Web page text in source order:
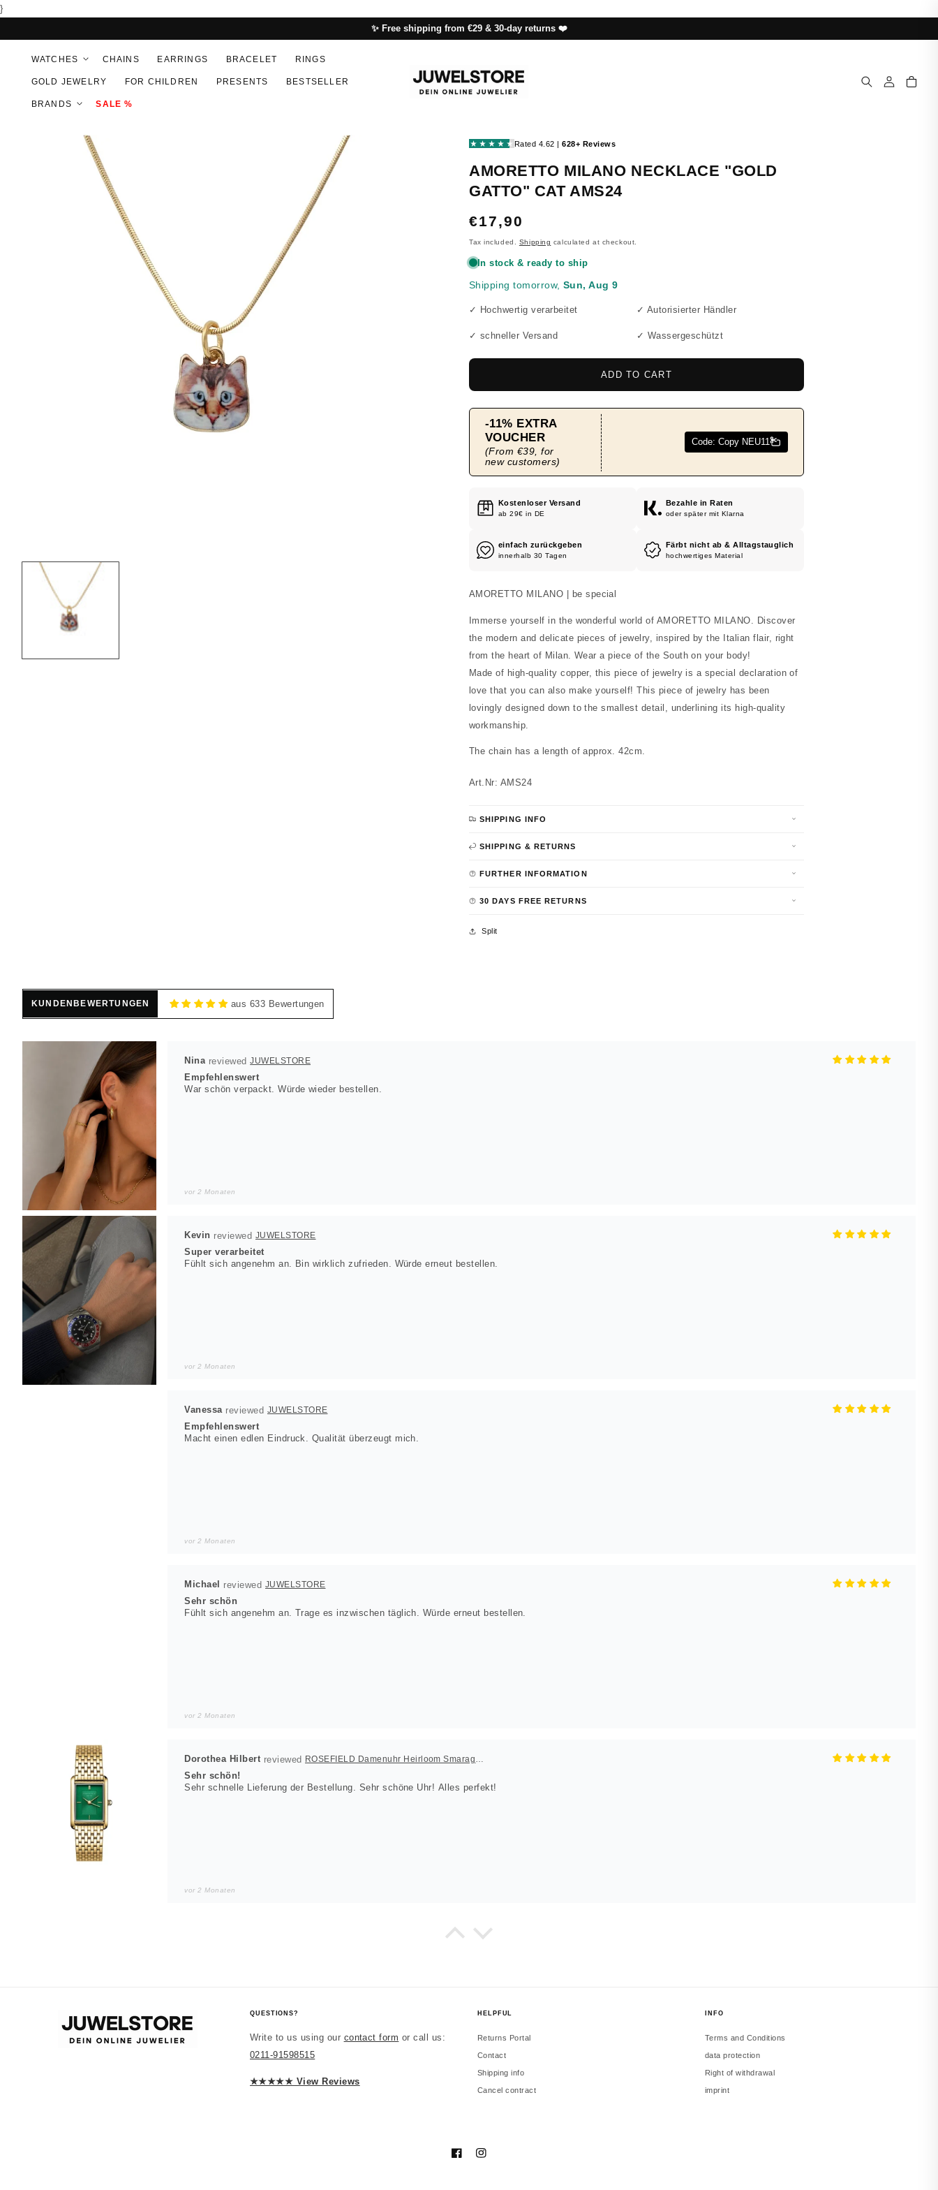
}
CONTENT
✨ Free shipping from €29 & 30-day returns ❤️
WATCHES CHAINS EARRINGS BRACELET RINGS
GOLD JEWELRY FOR CHILDREN PRESENTS BESTSELLER
BRANDS SALE %
in
Cart
INFORMATION
MEDIA
AMORETTO MILANO NECKLACE "GOLD
GATTO" CAT AMS24
REGULAR
PRICE
€17,90
Tax included. Shipping calculated at checkout.
✓ Hochwertig verarbeitet ✓ Autorisierter Händler
✓ schneller Versand ✓ Wassergeschützt
ADD TO CART
Kostenloser Versand
ab 29€ in DE
Bezahle in Raten
oder später mit Klarna
einfach zurückgeben
innerhalb 30 Tagen
Färbt nicht ab & Alltagstauglich
hochwertiges Material
AMORETTO MILANO | be special
Immerse yourself in the wonderful world of AMORETTO MILANO. Discover
the modern and delicate pieces of jewelry, inspired by the Italian flair, right
from the heart of Milan. Wear a piece of the South on your body!
Made of high-quality copper, this piece of jewelry is a special declaration of
love that you can also make yourself! This piece of jewelry has been
lovingly designed down to the smallest detail, underlining its high-quality
workmanship.
The chain has a length of approx. 42cm.
Art.Nr: AMS24
SHIPPING INFO
SHIPPING & RETURNS
FURTHER INFORMATION
30 DAYS FREE RETURNS
Split
KUNDENBEWERTUNGEN aus 633 Bewertungen
Nina JUWELSTORE
Empfehlenswert
War schön verpackt. Würde wieder bestellen.
vor 2 Monaten
Kevin JUWELSTORE
Super verarbeitet
Fühlt sich angenehm an. Bin wirklich zufrieden. Würde erneut bestellen.
vor 2 Monaten
Vanessa JUWELSTORE
Empfehlenswert
Macht einen edlen Eindruck. Qualität überzeugt mich.
vor 2 Monaten
Michael JUWELSTORE
Sehr schön
Fühlt sich angenehm an. Trage es inzwischen täglich. Würde erneut bestellen.
vor 2 Monaten
Dorothea Hilbert
Sehr schön!
Sehr schnelle Lieferung der Bestellung. Sehr schöne Uhr! Alles perfekt!
vor 2 Monaten
QUESTIONS?
Write to us using our contact form or call us:
0211-91598515
★★★★★ View Reviews
HELPFUL
Returns Portal
Contact
Shipping info
Cancel contract
INFO
Terms and Conditions
data protection
Right of withdrawal
imprint
FacebookInstagram